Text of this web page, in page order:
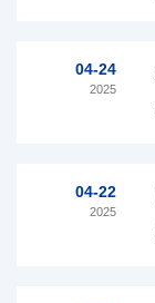
04-24
2025
04-22
2025